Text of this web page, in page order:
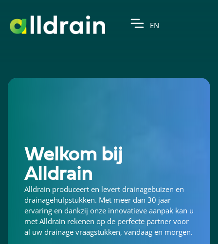
EN
Welkom bij
Alldrain
Alldrain produceert en levert drainagebuizen en
drainagehulpstukken. Met meer dan 30 jaar
ervaring en dankzij onze innovatieve aanpak kan u
met Alldrain rekenen op de perfecte partner voor
al uw drainage vraagstukken, vandaag en morgen.